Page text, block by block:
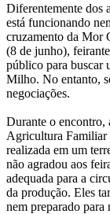
Diferentemente dos
está funcionando
cruzamento da Mor
(8 de junho),
público para buscar
Milho. No entanto,
negociações.
Durante o encontro,
Agricultura Familiar
realizada em um
não agradou aos
adequada para a
da produção. Eles
nem preparado para